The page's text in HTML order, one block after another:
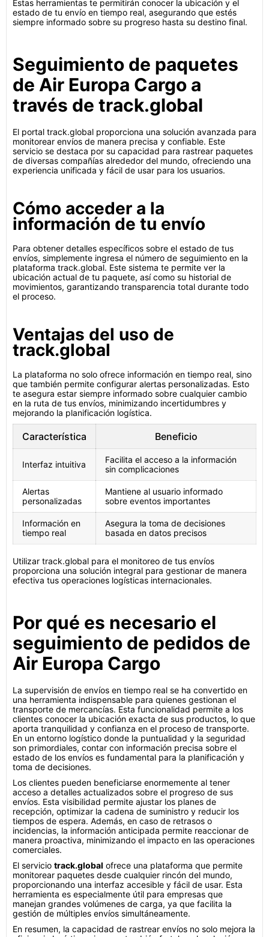
Estas herramientas te permitirán conocer la ubicación y el
estado de tu envío en tiempo real, asegurando que estés
siempre informado sobre su progreso hasta su destino final.
Seguimiento de paquetes
de Air Europa Cargo a
través de track.global
El portal track.global proporciona una solución avanzada para
monitorear envíos de manera precisa y confiable. Este
servicio se destaca por su capacidad para rastrear paquetes
de diversas compañías alrededor del mundo, ofreciendo una
experiencia unificada y fácil de usar para los usuarios.
Cómo acceder a la
información de tu envío
Para obtener detalles específicos sobre el estado de tus
envíos, simplemente ingresa el número de seguimiento en la
plataforma track.global. Este sistema te permite ver la
ubicación actual de tu paquete, así como su historial de
movimientos, garantizando transparencia total durante todo
el proceso.
Ventajas del uso de
track.global
La plataforma no solo ofrece información en tiempo real, sino
que también permite configurar alertas personalizadas. Esto
te asegura estar siempre informado sobre cualquier cambio
en la ruta de tus envíos, minimizando incertidumbres y
mejorando la planificación logística.
Característica Beneficio
Interfaz intuitiva
Facilita el acceso a la información
sin complicaciones
Alertas
personalizadas
Mantiene al usuario informado
sobre eventos importantes
Información en
tiempo real
Asegura la toma de decisiones
basada en datos precisos
Utilizar track.global para el monitoreo de tus envíos
proporciona una solución integral para gestionar de manera
efectiva tus operaciones logísticas internacionales.
Por qué es necesario el
seguimiento de pedidos de
Air Europa Cargo
La supervisión de envíos en tiempo real se ha convertido en
una herramienta indispensable para quienes gestionan el
transporte de mercancías. Esta funcionalidad permite a los
clientes conocer la ubicación exacta de sus productos, lo que
aporta tranquilidad y confianza en el proceso de transporte.
En un entorno logístico donde la puntualidad y la seguridad
son primordiales, contar con información precisa sobre el
estado de los envíos es fundamental para la planificación y
toma de decisiones.
Los clientes pueden beneficiarse enormemente al tener
acceso a detalles actualizados sobre el progreso de sus
envíos. Esta visibilidad permite ajustar los planes de
recepción, optimizar la cadena de suministro y reducir los
tiempos de espera. Además, en caso de retrasos o
incidencias, la información anticipada permite reaccionar de
manera proactiva, minimizando el impacto en las operaciones
comerciales.
El servicio track.global ofrece una plataforma que permite
monitorear paquetes desde cualquier rincón del mundo,
proporcionando una interfaz accesible y fácil de usar. Esta
herramienta es especialmente útil para empresas que
manejan grandes volúmenes de carga, ya que facilita la
gestión de múltiples envíos simultáneamente.
En resumen, la capacidad de rastrear envíos no solo mejora la